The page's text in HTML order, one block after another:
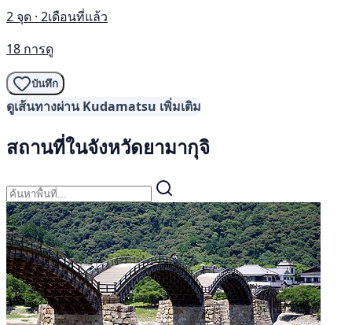
2 จุด · 2เดือนที่แล้ว
18 การดู
บันทึก
ดูเส้นทางผ่าน Kudamatsu เพิ่มเติม
สถานที่ในจังหวัดยามากุจิ